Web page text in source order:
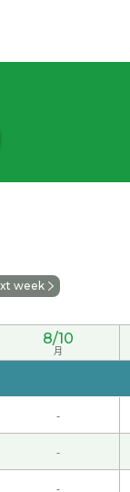
趣。下节课见。
很烦恼。下节课
week
8/10
月
-
-
-